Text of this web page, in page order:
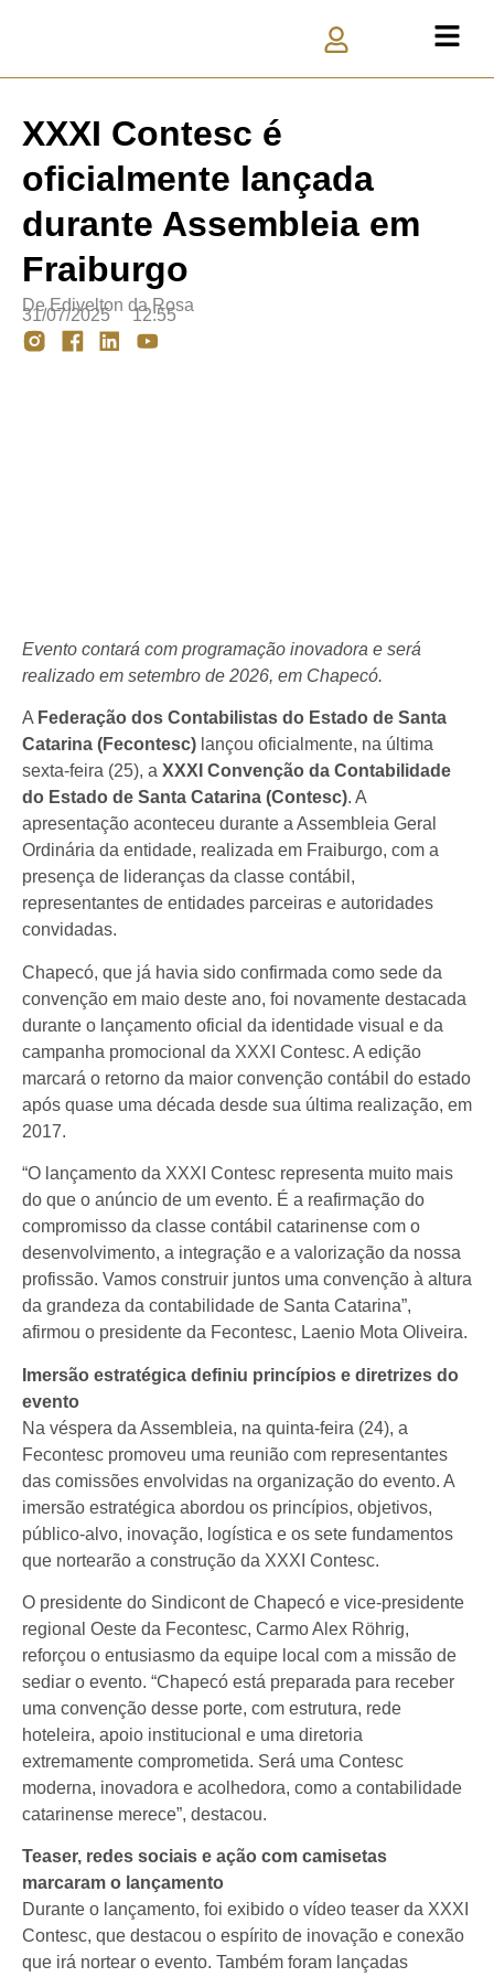
XXXI Contesc é
oficialmente lançada
durante Assembleia em
Fraiburgo
DeEdivelton da Rosa
31/07/2025 12:55
Evento contará com programação inovadora e será
realizado em setembro de 2026, em Chapecó.
A Federação dos Contabilistas do Estado de Santa
Catarina (Fecontesc) lançou oficialmente, na última
sexta-feira (25), a XXXI Convenção da Contabilidade
do Estado de Santa Catarina (Contesc). A
apresentação aconteceu durante a Assembleia Geral
Ordinária da entidade, realizada em Fraiburgo, com a
presença de lideranças da classe contábil,
representantes de entidades parceiras e autoridades
convidadas.
Chapecó, que já havia sido confirmada como sede da
convenção em maio deste ano, foi novamente destacada
durante o lançamento oficial da identidade visual e da
campanha promocional da XXXI Contesc. A edição
marcará o retorno da maior convenção contábil do estado
após quase uma década desde sua última realização, em
2017.
“O lançamento da XXXI Contesc representa muito mais
do que o anúncio de um evento. É a reafirmação do
compromisso da classe contábil catarinense com o
desenvolvimento, a integração e a valorização da nossa
profissão. Vamos construir juntos uma convenção à altura
da grandeza da contabilidade de Santa Catarina”,
afirmou o presidente da Fecontesc, Laenio Mota Oliveira.
Imersão estratégica definiu princípios e diretrizes do
evento
Na véspera da Assembleia, na quinta-feira (24), a
Fecontesc promoveu uma reunião com representantes
das comissões envolvidas na organização do evento. A
imersão estratégica abordou os princípios, objetivos,
público-alvo, inovação, logística e os sete fundamentos
que nortearão a construção da XXXI Contesc.
O presidente do Sindicont de Chapecó e vice-presidente
regional Oeste da Fecontesc, Carmo Alex Röhrig,
reforçou o entusiasmo da equipe local com a missão de
sediar o evento. “Chapecó está preparada para receber
uma convenção desse porte, com estrutura, rede
hoteleira, apoio institucional e uma diretoria
extremamente comprometida. Será uma Contesc
moderna, inovadora e acolhedora, como a contabilidade
catarinense merece”, destacou.
Teaser, redes sociais e ação com camisetas
marcaram o lançamento
Durante o lançamento, foi exibido o vídeo teaser da XXXI
Contesc, que destacou o espírito de inovação e conexão
que irá nortear o evento. Também foram lançadas